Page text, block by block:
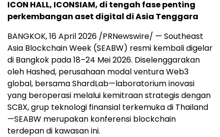
ICON HALL, ICONSIAM, di tengah fase penting
perkembangan aset digital di Asia Tenggara
BANGKOK, 16 April 2026 /PRNewswire/ — Southeast
Asia Blockchain Week (SEABW) resmi kembali digelar
di Bangkok pada 18–24 Mei 2026. Diselenggarakan
oleh Hashed, perusahaan modal ventura Web3
global, bersama ShardLab—laboratorium inovasi
yang beroperasi melalui kemitraan strategis dengan
SCBX, grup teknologi finansial terkemuka di Thailand
—SEABW merupakan konferensi blockchain
terdepan di kawasan ini.